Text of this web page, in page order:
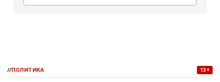
//ПОЛИТИКА 13+